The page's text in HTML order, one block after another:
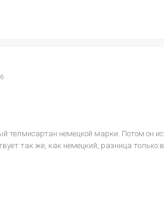
телмисартан немецкой марки. Потом он
так же, как немецкий, разница только